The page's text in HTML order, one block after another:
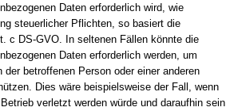
Daten erforderlich wird, wie
steuerlicher Pflichten, so basiert die
c DS-GVO. In seltenen Fällen könnte die
Daten erforderlich werden, um
betroffenen Person oder einer anderen
Dies wäre beispielsweise der Fall, wenn
verletzt werden würde und daraufhin sein